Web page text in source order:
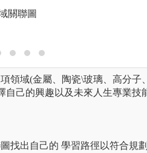
關聯圖
領域(金屬、陶瓷\玻璃、高分子
自己的興趣以及未來人生專業技
找出自己的 學習路徑以符合規劃